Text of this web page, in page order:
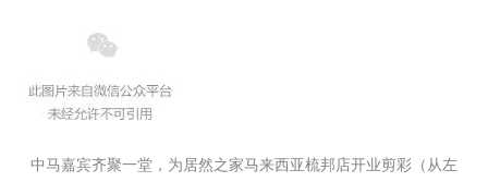
中马嘉宾齐聚一堂，为居然之家马来西亚梳邦店开业剪彩（从左